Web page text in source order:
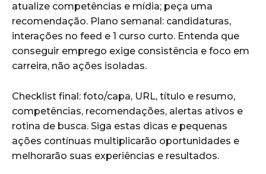
atualize competências e mídia; peça uma
recomendação. Plano semanal: candidaturas,
interações no feed e 1 curso curto. Entenda que
conseguir emprego exige consistência e foco em
carreira, não ações isoladas.
Checklist final: foto/capa, URL, título e resumo,
competências, recomendações, alertas ativos e
rotina de busca. Siga estas dicas e pequenas
ações contínuas multiplicarão oportunidades e
melhorarão suas experiências e resultados.